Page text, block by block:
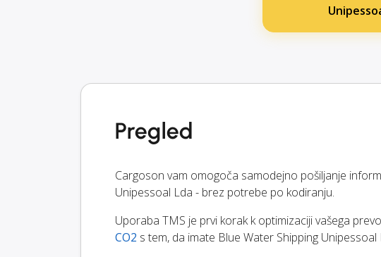
Pregled
Cargoson vam omogoča samodejno pošiljanje
Unipessoal Lda - brez potrebe po kodiranju.
Uporaba TMS je prvi korak k optimizaciji vašega
CO2 s tem, da imate Blue Water Shipping